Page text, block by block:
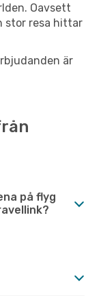
Oavsett
stor resa hittar
är
på flyg